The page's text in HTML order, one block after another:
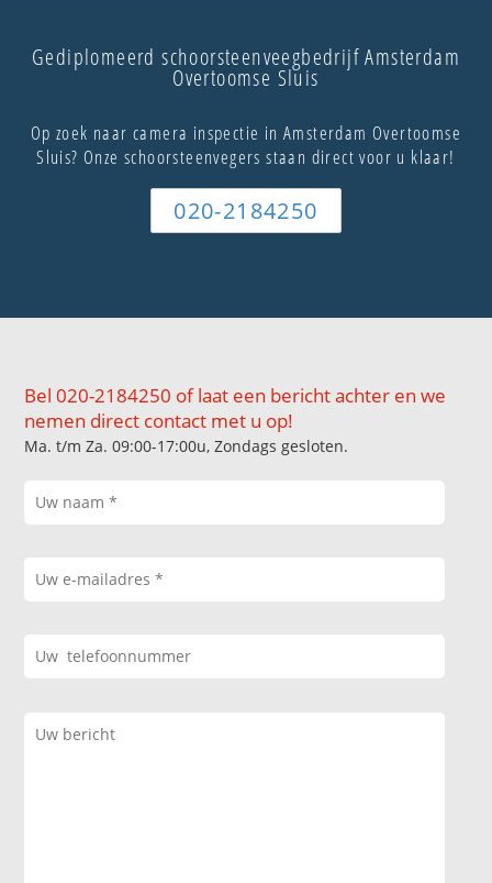
Gediplomeerd schoorsteenveegbedrijf Amsterdam
Overtoomse Sluis
Op zoek naar camera inspectie in Amsterdam Overtoomse
Sluis? Onze schoorsteenvegers staan direct voor u klaar!
020-2184250
Bel 020-2184250 of laat een bericht achter en we
nemen direct contact met u op!
Ma. t/m Za. 09:00-17:00u, Zondags gesloten.